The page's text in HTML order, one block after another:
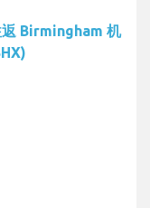
Birmingham 机